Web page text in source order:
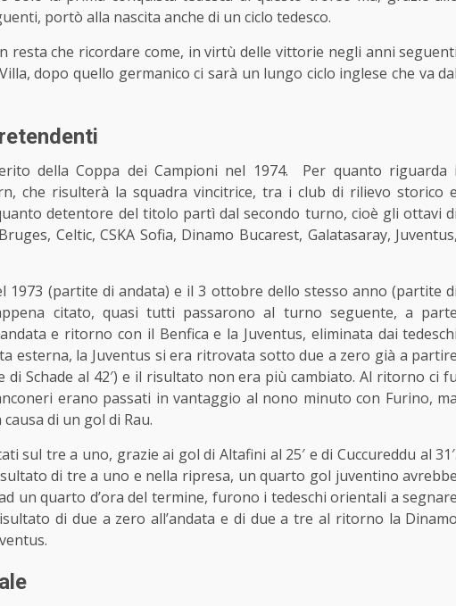
portò alla nascita anche di un ciclo tedesco.
resta che ricordare come, in virtù delle vittorie negli anni seguenti
dopo quello germanico ci sarà un lungo ciclo inglese che va dal
della Coppa dei Campioni nel 1974. Per quanto riguarda i
che risulterà la squadra vincitrice, tra i club di rilievo storico e
detentore del titolo partì dal secondo turno, cioè gli ottavi di
Celtic, CSKA Sofia, Dinamo Bucarest, Galatasaray, Juventus,
(partite di andata) e il 3 ottobre dello stesso anno (partite di
citato, quasi tutti passarono al turno seguente, a parte
e ritorno con il Benfica e la Juventus, eliminata dai tedeschi
esterna, la Juventus si era ritrovata sotto due a zero già a partire
di Schade al 42′) e il risultato non era più cambiato. Al ritorno ci fu
erano passati in vantaggio al nono minuto con Furino, ma
di un gol di Rau.
sul tre a uno, grazie ai gol di Altafini al 25′ e di Cuccureddu al 31′.
di tre a uno e nella ripresa, un quarto gol juventino avrebbe
un quarto d’ora del termine, furono i tedeschi orientali a segnare
di due a zero all’andata e di due a tre al ritorno la Dinamo